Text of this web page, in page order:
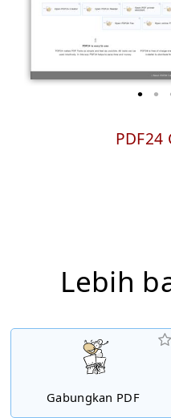
PDF24
Lebih
Gabungkan PDF